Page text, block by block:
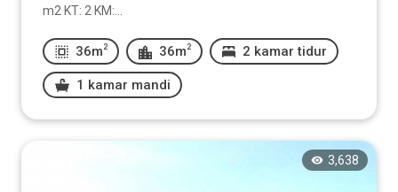
m2 KT: 2 KM:...
36m 2 36m 2 2 kamar tidur
1 kamar mandi
3,638